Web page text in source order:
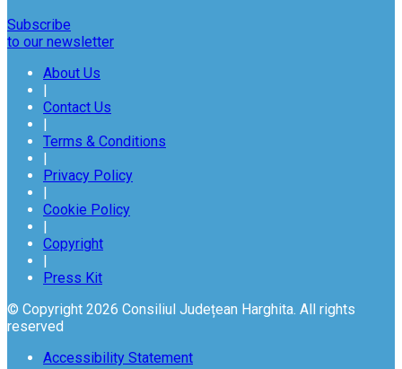
Subscribe
to our newsletter
About Us
|
Contact Us
|
Terms & Conditions
|
Privacy Policy
|
Cookie Policy
|
Copyright
|
Press Kit
© Copyright 2026 Consiliul Județean Harghita. All rights
reserved
Accessibility Statement